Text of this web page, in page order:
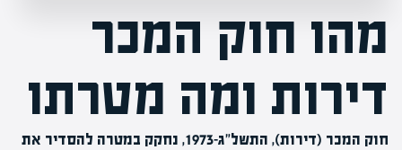
מהו חוק המכר
דירות ומה מטרתו
חוק המכר (דירות), התשל"ג-1973, נחקק במטרה להסדיר את